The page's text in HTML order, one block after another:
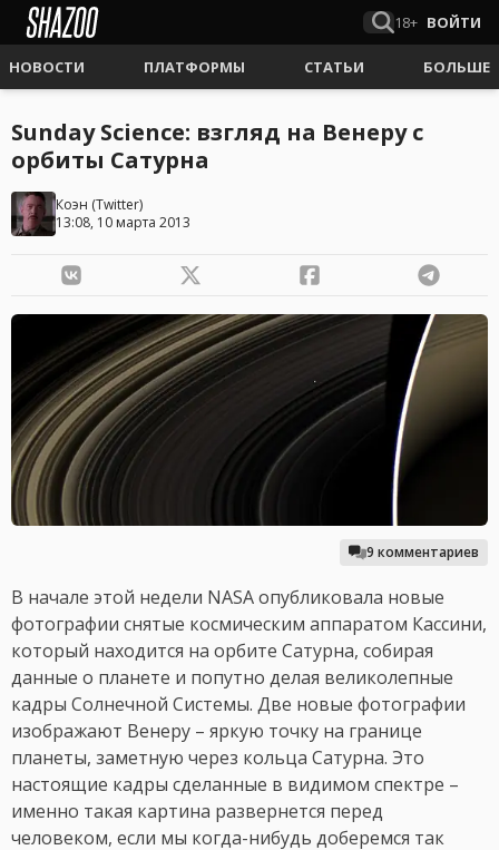
18+ ВОЙТИ
НОВОСТИ ПЛАТФОРМЫ СТАТЬИ БОЛЬШЕ
Sunday Science: взгляд на Венеру с
орбиты Сатурна
Коэн (Twitter)
13:08, 10 марта 2013
9 комментариев
В начале этой недели NASA опубликовала новые
фотографии снятые космическим аппаратом Кассини,
который находится на орбите Сатурна, собирая
данные о планете и попутно делая великолепные
кадры Солнечной Системы. Две новые фотографии
изображают Венеру – яркую точку на границе
планеты, заметную через кольца Сатурна. Это
настоящие кадры сделанные в видимом спектре –
именно такая картина развернется перед
человеком, если мы когда-нибудь доберемся так